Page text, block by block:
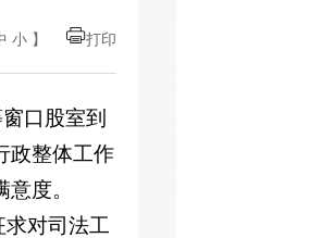
小 】 打印
口股室到
政整体工作
度。
对司法工